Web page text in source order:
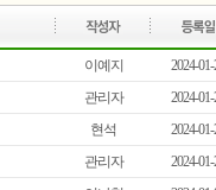
이예지 2024-
관리자 2024-
현석 2024-
관리자 2024-